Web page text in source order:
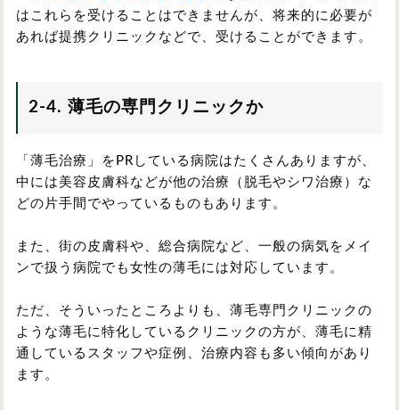
はこれらを受けることはできませんが、将来的に必要が
あれば提携クリニックなどで、受けることができます。
2-4. 薄毛の専門クリニックか
「薄毛治療」をPRしている病院はたくさんありますが、
中には美容皮膚科などが他の治療（脱毛やシワ治療）な
どの片手間でやっているものもあります。
また、街の皮膚科や、総合病院など、一般の病気をメイ
ンで扱う病院でも女性の薄毛には対応しています。
ただ、そういったところよりも、薄毛専門クリニックの
ような薄毛に特化しているクリニックの方が、薄毛に精
通しているスタッフや症例、治療内容も多い傾向があり
ます。